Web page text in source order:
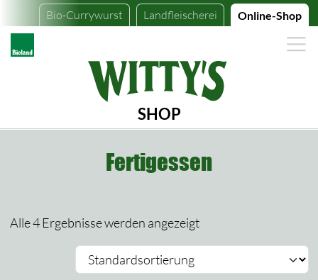
Bio-Currywurst Landfleischerei Online-Shop
SHOP
Fertigessen
Alle 4 Ergebnisse werden angezeigt